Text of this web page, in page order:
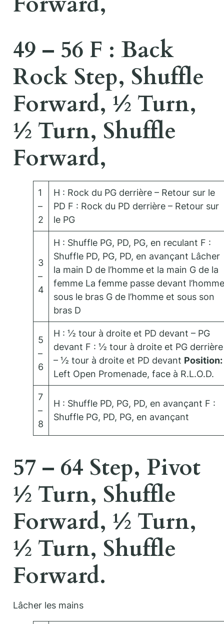
49 – 56 F : Back
Rock Step, Shuffle
Forward, ½ Turn,
½ Turn, Shuffle
Forward,
1
–
2
H : Rock du PG derrière – Retour sur le
PD F : Rock du PD derrière – Retour sur
le PG
3
–
4
H : Shuffle PG, PD, PG, en reculant F :
Shuffle PD, PG, PD, en avançant Lâcher
la main D de l’homme et la main G de la
femme La femme passe devant l’homme
sous le bras G de l’homme et sous son
bras D
5
–
6
H : ½ tour à droite et PD devant – PG
devant F : ½ tour à droite et PG derrière
– ½ tour à droite et PD devant Position:
Left Open Promenade, face à R.L.O.D.
7
–
8
H : Shuffle PD, PG, PD, en avançant F :
Shuffle PG, PD, PG, en avançant
57 – 64 Step, Pivot
½ Turn, Shuffle
Forward, ½ Turn,
½ Turn, Shuffle
Forward.
Lâcher les mains